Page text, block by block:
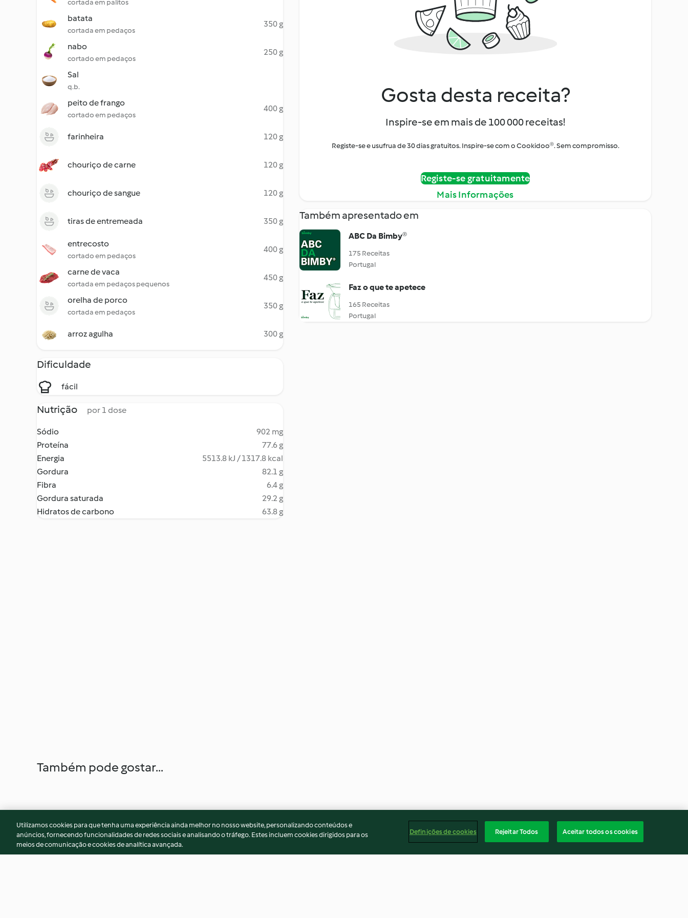
cortada em palitos
batata
cortada em pedaços
350 g
nabo
cortado em pedaços
250 g
Sal
q.b.
peito de frango
cortado em pedaços
400 g
farinheira 120 g
chouriço de carne 120 g
chouriço de sangue 120 g
tiras de entremeada 350 g
entrecosto
cortado em pedaços
400 g
carne de vaca
cortada em pedaços pequenos
450 g
orelha de porco
cortada em pedaços
350 g
arroz agulha 300 g
Dificuldade
fácil
Nutrição por 1 dose
Sódio
902 mg
Proteína
77.6 g
Energia
5513.8 kJ / 1317.8 kcal
Gordura
82.1 g
Fibra
6.4 g
Gordura saturada
29.2 g
Hidratos de carbono
63.8 g
Gosta desta receita?
Inspire-se em mais de 100 000 receitas!
Registe-se e usufrua de 30 dias gratuitos. Inspire-se com o Cookidoo®. Sem compromisso.
Registe-se gratuitamente
Mais Informações
Também apresentado em
ABC Da Bimby®
175 Receitas
Portugal
Faz o que te apetece
165 Receitas
Portugal
Também pode gostar...
Utilizamos cookies para que tenha uma experiência ainda melhor no nosso website, personalizando conteúdos e
anúncios, fornecendo funcionalidades de redes sociais e analisando o tráfego. Estes incluem cookies dirigidos para os
meios de comunicação e cookies de analítica avançada.
Definições de cookies Rejeitar Todos Aceitar todos os cookies